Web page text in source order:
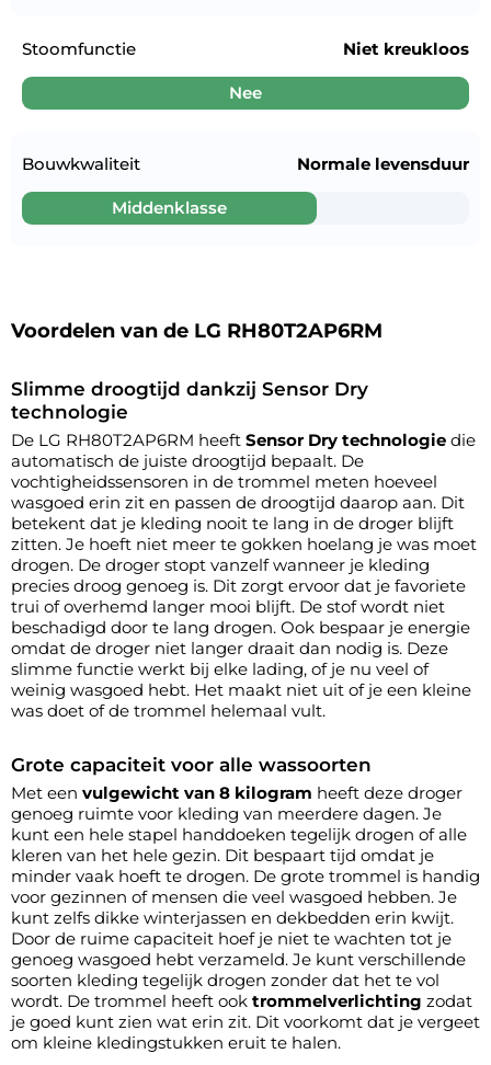
Stoomfunctie
Nee
Niet kreukloos
Bouwkwaliteit
Middenklasse
Normale levensduur
Voordelen van de LG RH80T2AP6RM
Slimme droogtijd dankzij Sensor Dry
technologie
De LG RH80T2AP6RM heeft Sensor Dry technologie die
automatisch de juiste droogtijd bepaalt. De
vochtigheidssensoren in de trommel meten hoeveel
wasgoed erin zit en passen de droogtijd daarop aan. Dit
betekent dat je kleding nooit te lang in de droger blijft
zitten. Je hoeft niet meer te gokken hoelang je was moet
drogen. De droger stopt vanzelf wanneer je kleding
precies droog genoeg is. Dit zorgt ervoor dat je favoriete
trui of overhemd langer mooi blijft. De stof wordt niet
beschadigd door te lang drogen. Ook bespaar je energie
omdat de droger niet langer draait dan nodig is. Deze
slimme functie werkt bij elke lading, of je nu veel of
weinig wasgoed hebt. Het maakt niet uit of je een kleine
was doet of de trommel helemaal vult.
Grote capaciteit voor alle wassoorten
Met een vulgewicht van 8 kilogram heeft deze droger
genoeg ruimte voor kleding van meerdere dagen. Je
kunt een hele stapel handdoeken tegelijk drogen of alle
kleren van het hele gezin. Dit bespaart tijd omdat je
minder vaak hoeft te drogen. De grote trommel is handig
voor gezinnen of mensen die veel wasgoed hebben. Je
kunt zelfs dikke winterjassen en dekbedden erin kwijt.
Door de ruime capaciteit hoef je niet te wachten tot je
genoeg wasgoed hebt verzameld. Je kunt verschillende
soorten kleding tegelijk drogen zonder dat het te vol
wordt. De trommel heeft ook trommelverlichting zodat
je goed kunt zien wat erin zit. Dit voorkomt dat je vergeet
om kleine kledingstukken eruit te halen.